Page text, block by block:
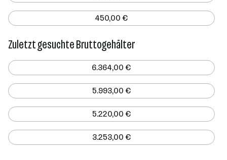
450,00 €
Zuletzt gesuchte Bruttogehälter
6.364,00 €
5.993,00 €
5.220,00 €
3.253,00 €